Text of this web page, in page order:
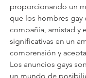
proporcionando un
que los hombres gay
compañía, amistad y
significativas en un
comprensión y
Los anuncios gays
un mundo de